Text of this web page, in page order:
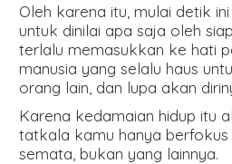
Oleh karena itu, mulai detik
untuk dinilai apa saja oleh
terlalu memasukkan ke hati
manusia yang selalu haus
orang lain, dan lupa akan
Karena kedamaian hidup itu
tatkala kamu hanya berfokus
semata, bukan yang lainnya.